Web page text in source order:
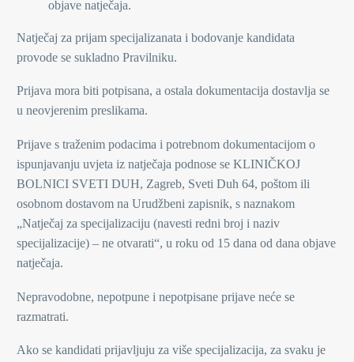
objave natječaja.
Natječaj za prijam specijalizanata i bodovanje kandidata
provode se sukladno Pravilniku.
Prijava mora biti potpisana, a ostala dokumentacija dostavlja se
u neovjerenim preslikama.
Prijave s traženim podacima i potrebnom dokumentacijom o
ispunjavanju uvjeta iz natječaja podnose se KLINIČKOJ
BOLNICI SVETI DUH, Zagreb, Sveti Duh 64, poštom ili
osobnom dostavom na Urudžbeni zapisnik, s naznakom
„Natječaj za specijalizaciju (navesti redni broj i naziv
specijalizacije) – ne otvarati“, u roku od 15 dana od dana objave
natječaja.
Nepravodobne, nepotpune i nepotpisane prijave neće se
razmatrati.
Ako se kandidati prijavljuju za više specijalizacija, za svaku je